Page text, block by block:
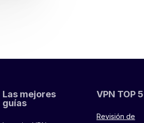
Las mejores
guías
VPN TOP 5
Revisión de